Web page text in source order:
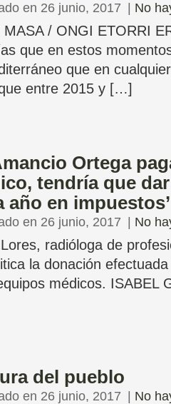
en 26 junio, 2017 No
MASA / ONGI ETORRI
que en estos
que en
entre 2015 y […]
Ortega
tendría que
año en impuestos’
en 26 junio, 2017 No
radióloga de
la donación
médicos. ISABEL
del pueblo
en 26 junio, 2017 No